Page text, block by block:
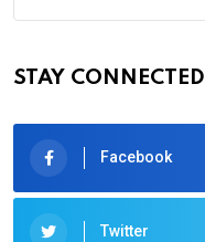
STAY CONNECTED
Facebook
Twitter